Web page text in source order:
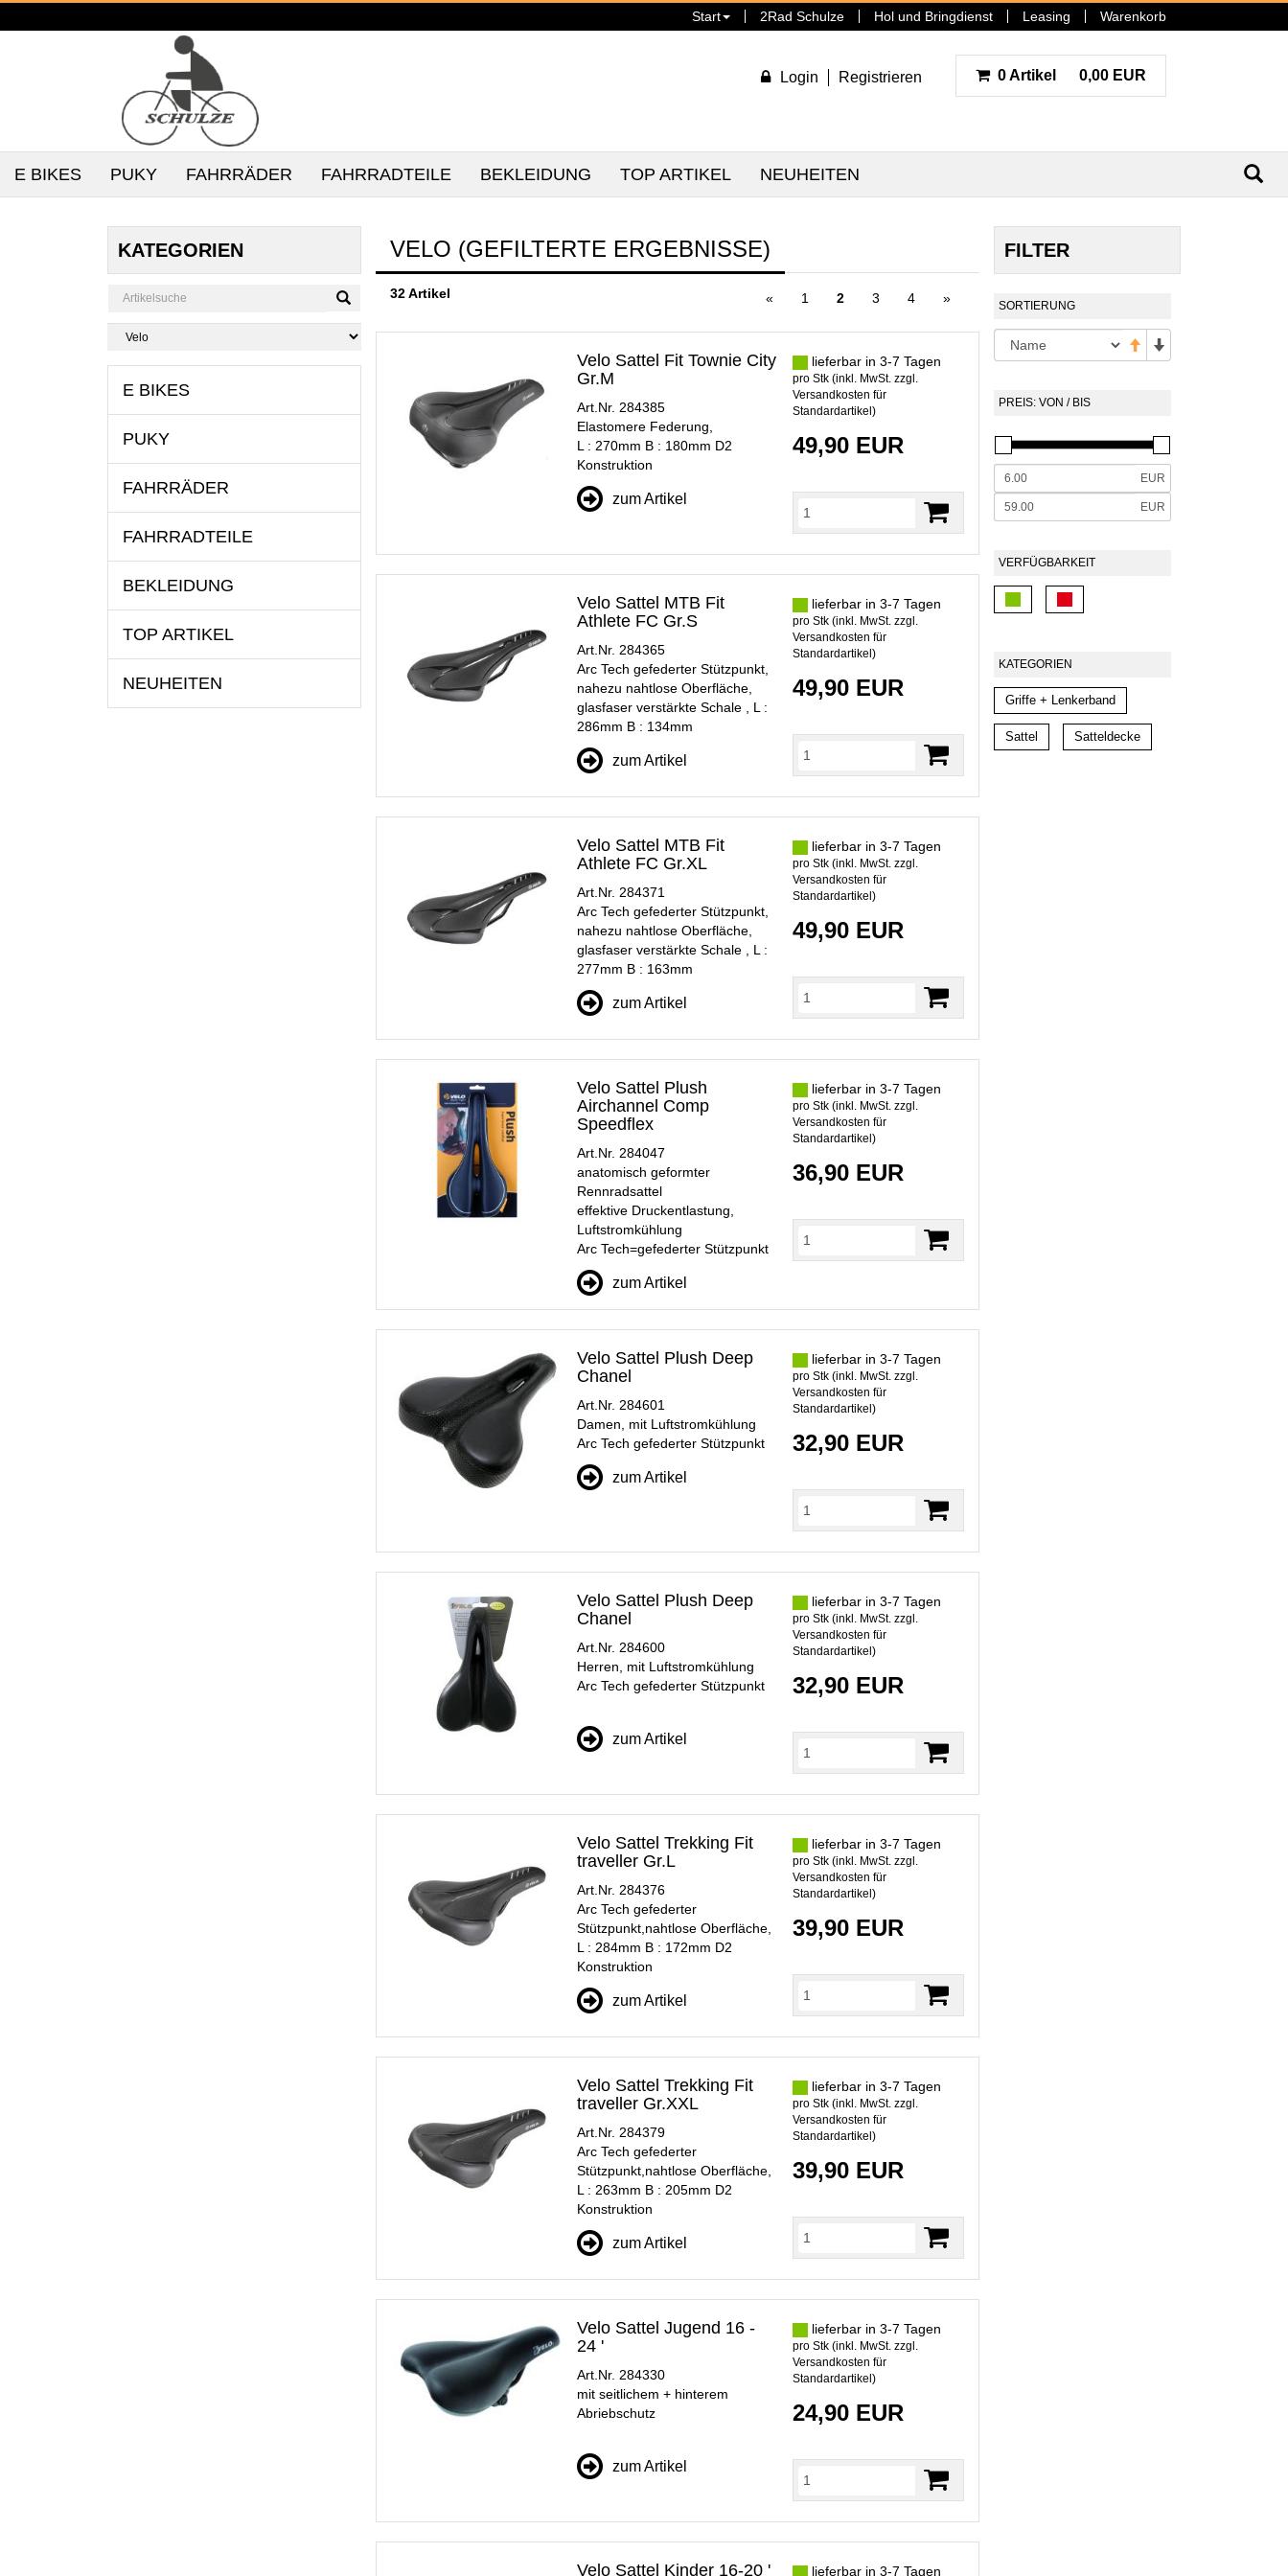
Start 2Rad Schulze Hol und Bringdienst Leasing Warenkorb
Login Registrieren 0 Artikel 0,00 EUR
E BIKES PUKY FAHRRÄDER FAHRRADTEILE BEKLEIDUNG TOP ARTIKEL NEUHEITEN
KATEGORIEN
E BIKES
PUKY
FAHRRÄDER
FAHRRADTEILE
BEKLEIDUNG
TOP ARTIKEL
NEUHEITEN
VELO (GEFILTERTE ERGEBNISSE)
« 1 2 3 4 »
32 Artikel
Velo Sattel Fit Townie City
Gr.M
Art.Nr. 284385
Elastomere Federung,
L : 270mm B : 180mm D2
Konstruktion
zum Artikel
lieferbar in 3-7 Tagen
pro Stk (inkl. MwSt. zzgl.
Versandkosten für
Standardartikel )
49,90 EUR
Velo Sattel MTB Fit
Athlete FC Gr.S
Art.Nr. 284365
Arc Tech gefederter Stützpunkt,
nahezu nahtlose Oberfläche,
glasfaser verstärkte Schale , L :
286mm B : 134mm
zum Artikel
lieferbar in 3-7 Tagen
pro Stk (inkl. MwSt. zzgl.
Versandkosten für
Standardartikel )
49,90 EUR
Velo Sattel MTB Fit
Athlete FC Gr.XL
Art.Nr. 284371
Arc Tech gefederter Stützpunkt,
nahezu nahtlose Oberfläche,
glasfaser verstärkte Schale , L :
277mm B : 163mm
zum Artikel
lieferbar in 3-7 Tagen
pro Stk (inkl. MwSt. zzgl.
Versandkosten für
Standardartikel )
49,90 EUR
Velo Sattel Plush
Airchannel Comp
Speedflex
Art.Nr. 284047
anatomisch geformter
Rennradsattel
effektive Druckentlastung,
Luftstromkühlung
Arc Tech=gefederter Stützpunkt
zum Artikel
lieferbar in 3-7 Tagen
pro Stk (inkl. MwSt. zzgl.
Versandkosten für
Standardartikel )
36,90 EUR
Velo Sattel Plush Deep
Chanel
Art.Nr. 284601
Damen, mit Luftstromkühlung
Arc Tech gefederter Stützpunkt
zum Artikel
lieferbar in 3-7 Tagen
pro Stk (inkl. MwSt. zzgl.
Versandkosten für
Standardartikel )
32,90 EUR
Velo Sattel Plush Deep
Chanel
Art.Nr. 284600
Herren, mit Luftstromkühlung
Arc Tech gefederter Stützpunkt
zum Artikel
lieferbar in 3-7 Tagen
pro Stk (inkl. MwSt. zzgl.
Versandkosten für
Standardartikel )
32,90 EUR
Velo Sattel Trekking Fit
traveller Gr.L
Art.Nr. 284376
Arc Tech gefederter
Stützpunkt,nahtlose Oberfläche,
L : 284mm B : 172mm D2
Konstruktion
zum Artikel
lieferbar in 3-7 Tagen
pro Stk (inkl. MwSt. zzgl.
Versandkosten für
Standardartikel )
39,90 EUR
Velo Sattel Trekking Fit
traveller Gr.XXL
Art.Nr. 284379
Arc Tech gefederter
Stützpunkt,nahtlose Oberfläche,
L : 263mm B : 205mm D2
Konstruktion
zum Artikel
lieferbar in 3-7 Tagen
pro Stk (inkl. MwSt. zzgl.
Versandkosten für
Standardartikel )
39,90 EUR
Velo Sattel Jugend 16 -
24 '
Art.Nr. 284330
mit seitlichem + hinterem
Abriebschutz
zum Artikel
lieferbar in 3-7 Tagen
pro Stk (inkl. MwSt. zzgl.
Versandkosten für
Standardartikel )
24,90 EUR
Velo Sattel Kinder 16-20 ' lieferbar in 3-7 Tagen
FILTER
SORTIERUNG
PREIS: VON / BIS
EUR
EUR
VERFÜGBARKEIT
KATEGORIEN
Griffe + Lenkerband
Sattel Satteldecke